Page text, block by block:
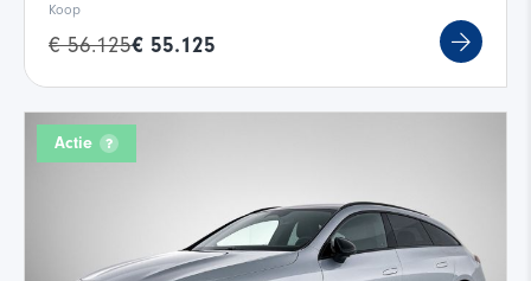
Koop
€ 56.125€ 55.125
Actie